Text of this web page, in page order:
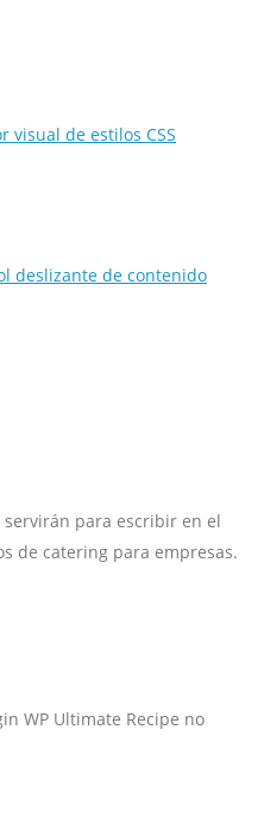
visual de estilos CSS
deslizante de contenido
servirán para escribir en el
de catering para empresas.
WP Ultimate Recipe no